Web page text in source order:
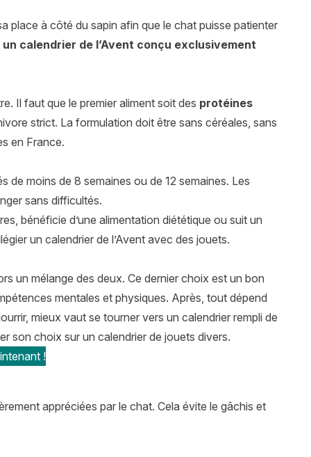
place à côté du sapin afin que le chat puisse patienter
calendrier de l’Avent conçu exclusivement
Il faut que le premier aliment soit des protéines
strict. La formulation doit être sans céréales, sans
en France.
de moins de 8 semaines ou de 12 semaines. Les
sans difficultés.
bénéficie d’une alimentation diététique ou suit un
un calendrier de l’Avent avec des jouets.
un mélange des deux. Ce dernier choix est un bon
mentales et physiques. Après, tout dépend
mieux vaut se tourner vers un calendrier rempli de
son choix sur un calendrier de jouets divers.
!
appréciées par le chat. Cela évite le gâchis et